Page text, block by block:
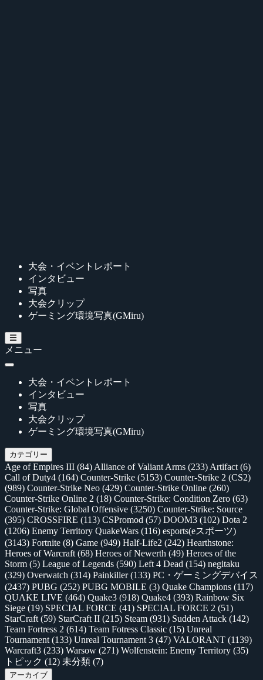
大会・イベントレポート
インタビュー
写真
大会クリップ
ゲーミング環境写真(GMiru)
メニュー
大会・イベントレポート
インタビュー
写真
大会クリップ
ゲーミング環境写真(GMiru)
カテゴリー
Age of Empires III (84) Alliance of Valiant Arms (233) Artifact (6)
Call of Duty4 (164) Counter-Strike (5153) Counter-Strike 2 (CS2)
(989) Counter-Strike Neo (429) Counter-Strike Online (260)
Counter-Strike Online 2 (18) Counter-Strike: Condition Zero (63)
Counter-Strike: Global Offensive (3250) Counter-Strike: Source
(395) CROSSFIRE (113) CSPromod (57) DOOM3 (102) Dota 2
(1206) Enemy Territory QuakeWars (116) esports(eスポーツ)
(3143) Fortnite (8) Game (949) Half-Life2 (242) Hearthstone:
Heroes of Warcraft (68) Heroes of Newerth (49) Heroes of the
Storm (5) League of Legends (590) Left 4 Dead (154) negitaku
(329) Overwatch (314) Painkiller(133) PC・ゲーミングデバイス
(2437) PUBG (252) PUBG MOBILE (3) Quake Champions (117)
QUAKE LIVE (464) Quake3 (918) Quake4 (393) Rainbow Six
Siege (19) SPECIAL FORCE (41) SPECIAL FORCE 2 (51)
StarCraft (59) StarCraft II (215) Steam (931) Sudden Attack (142)
Team Fortress 2 (614) Team Fotress Classic (15) Unreal
Tournament (133) Unreal Tournament 3 (47) VALORANT (1139)
Warcraft3 (233) Warsow (271) Wolfenstein: Enemy Territory (35)
トピック (12) 未分類 (7)
アーカイブ